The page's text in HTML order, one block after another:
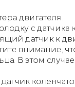
двигателя.
с датчика
датчик к
внимание,
В этом